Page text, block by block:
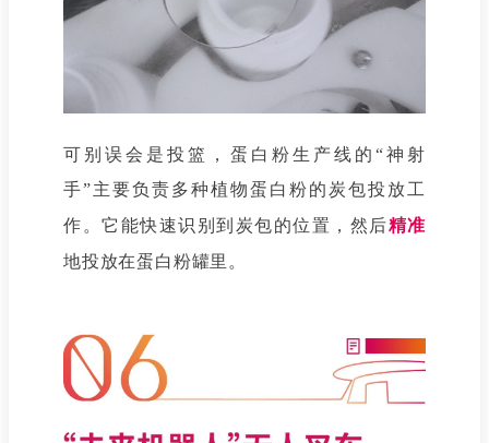
可别误会是投篮，蛋白粉生产线的“神射
手”主要负责多种植物蛋白粉的炭包投放工
作 。它能快速识别到炭包的位置，然后精准
地投放在蛋白粉罐里。